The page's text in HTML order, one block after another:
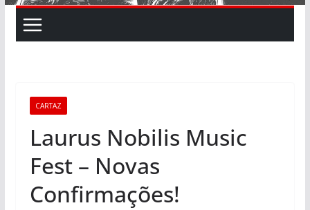
CARTAZ
Laurus Nobilis Music
Fest – Novas
Confirmações!